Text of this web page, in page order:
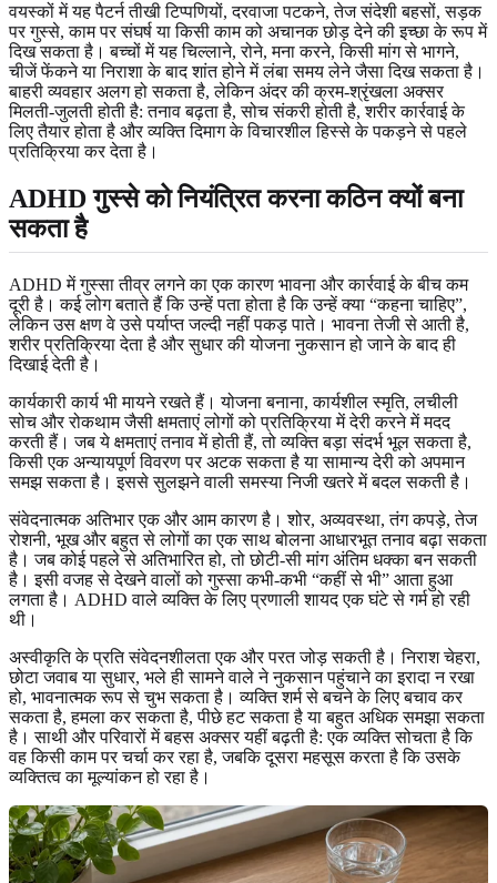
वयस्कों में यह पैटर्न तीखी टिप्पणियों, दरवाजा पटकने, तेज संदेशी बहसों, सड़क
पर गुस्से, काम पर संघर्ष या किसी काम को अचानक छोड़ देने की इच्छा के रूप में
दिख सकता है। बच्चों में यह चिल्लाने, रोने, मना करने, किसी मांग से भागने,
चीजें फेंकने या निराशा के बाद शांत होने में लंबा समय लेने जैसा दिख सकता है।
बाहरी व्यवहार अलग हो सकता है, लेकिन अंदर की क्रम-श्रृंखला अक्सर
मिलती-जुलती होती है: तनाव बढ़ता है, सोच संकरी होती है, शरीर कार्रवाई के
लिए तैयार होता है और व्यक्ति दिमाग के विचारशील हिस्से के पकड़ने से पहले
प्रतिक्रिया कर देता है।
ADHD गुस्से को नियंत्रित करना कठिन क्यों बना
सकता है
ADHD में गुस्सा तीव्र लगने का एक कारण भावना और कार्रवाई के बीच कम
दूरी है। कई लोग बताते हैं कि उन्हें पता होता है कि उन्हें क्या “कहना चाहिए”,
लेकिन उस क्षण वे उसे पर्याप्त जल्दी नहीं पकड़ पाते। भावना तेजी से आती है,
शरीर प्रतिक्रिया देता है और सुधार की योजना नुकसान हो जाने के बाद ही
दिखाई देती है।
कार्यकारी कार्य भी मायने रखते हैं। योजना बनाना, कार्यशील स्मृति, लचीली
सोच और रोकथाम जैसी क्षमताएं लोगों को प्रतिक्रिया में देरी करने में मदद
करती हैं। जब ये क्षमताएं तनाव में होती हैं, तो व्यक्ति बड़ा संदर्भ भूल सकता है,
किसी एक अन्यायपूर्ण विवरण पर अटक सकता है या सामान्य देरी को अपमान
समझ सकता है। इससे सुलझने वाली समस्या निजी खतरे में बदल सकती है।
संवेदनात्मक अतिभार एक और आम कारण है। शोर, अव्यवस्था, तंग कपड़े, तेज
रोशनी, भूख और बहुत से लोगों का एक साथ बोलना आधारभूत तनाव बढ़ा सकता
है। जब कोई पहले से अतिभारित हो, तो छोटी-सी मांग अंतिम धक्का बन सकती
है। इसी वजह से देखने वालों को गुस्सा कभी-कभी “कहीं से भी” आता हुआ
लगता है। ADHD वाले व्यक्ति के लिए प्रणाली शायद एक घंटे से गर्म हो रही
थी।
अस्वीकृति के प्रति संवेदनशीलता एक और परत जोड़ सकती है। निराश चेहरा,
छोटा जवाब या सुधार, भले ही सामने वाले ने नुकसान पहुंचाने का इरादा न रखा
हो, भावनात्मक रूप से चुभ सकता है। व्यक्ति शर्म से बचने के लिए बचाव कर
सकता है, हमला कर सकता है, पीछे हट सकता है या बहुत अधिक समझा सकता
है। साथी और परिवारों में बहस अक्सर यहीं बढ़ती है: एक व्यक्ति सोचता है कि
वह किसी काम पर चर्चा कर रहा है, जबकि दूसरा महसूस करता है कि उसके
व्यक्तित्व का मूल्यांकन हो रहा है।